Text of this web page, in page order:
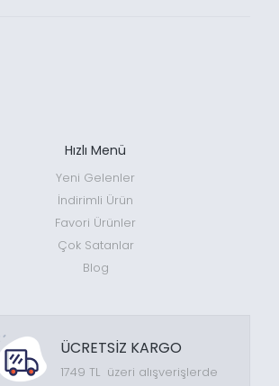
Hızlı Menü
Yeni Gelenler
İndirimli Ürün
Favori Ürünler
Çok Satanlar
Blog
ÜCRETSİZ KARGO
1749 TL üzeri alışverişlerde